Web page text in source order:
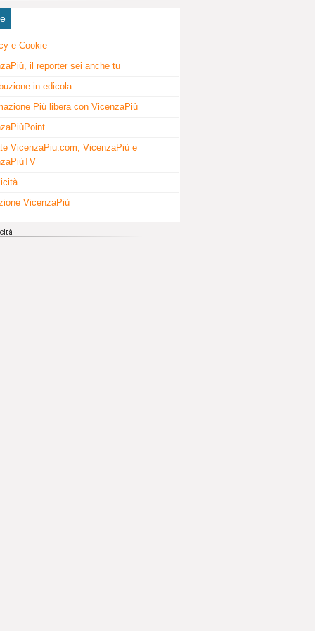
e Cookie
il reporter sei anche tu
in edicola
Più libera con VicenzaPiù
VicenzaPiu.com, VicenzaPiù e
VicenzaPiù